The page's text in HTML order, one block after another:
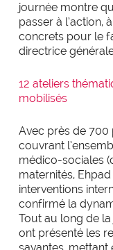
Psychiatrie
expertise_psychiatrie_sante_mentale
SMR
expertise_smr
Soins critiques
expertise_soins_critiques
expertise_urgences
journée montre
passer à l’action,
concrets pour le
directrice
12 ateliers
mobilisés
Avec près de 700
couvrant
médico-sociales
maternités,
interventions
confirmé la
Tout au long de
ont présenté les